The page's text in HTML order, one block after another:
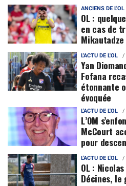
ANCIENS DE L'OL
OL :
en cas de
L'ACTU DE L'OL
Yan
Fofana
étonnante
évoquée
L'ACTU DE L'OL
L’OM
McCourt
pour
L'ACTU DE L'OL
OL :
Décines, le